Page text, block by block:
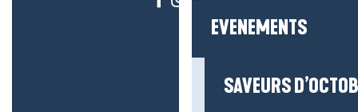
EVENEMENTS
SAVEURS